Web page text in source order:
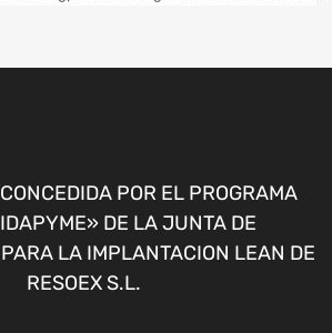
POR EL PROGRAMA
DE LA JUNTA DE
LA IMPLANTACION LEAN DE
RESOEX S.L.